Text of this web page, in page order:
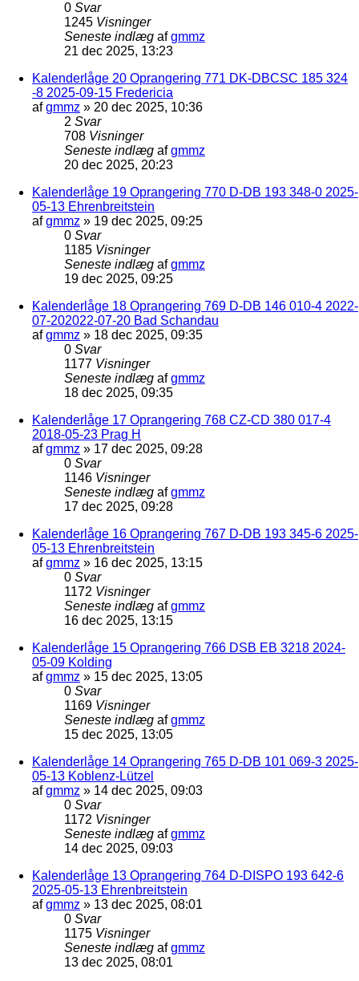
0 Svar
1245 Visninger
Seneste indlæg afgmmz
21 dec 2025, 13:23
Kalenderlåge 20 Oprangering 771 DK-DBCSC 185 324
-8 2025-09-15 Fredericia
afgmmz » 20 dec 2025, 10:36
2 Svar
708 Visninger
Seneste indlæg afgmmz
20 dec 2025, 20:23
Kalenderlåge 19 Oprangering 770 D-DB 193 348-0 2025-
05-13 Ehrenbreitstein
afgmmz » 19 dec 2025, 09:25
0 Svar
1185 Visninger
Seneste indlæg afgmmz
19 dec 2025, 09:25
Kalenderlåge 18 Oprangering 769 D-DB 146 010-4 2022-
07-202022-07-20 Bad Schandau
afgmmz » 18 dec 2025, 09:35
0 Svar
1177 Visninger
Seneste indlæg afgmmz
18 dec 2025, 09:35
Kalenderlåge 17 Oprangering 768 CZ-CD 380 017-4
2018-05-23 Prag H
afgmmz » 17 dec 2025, 09:28
0 Svar
1146 Visninger
Seneste indlæg afgmmz
17 dec 2025, 09:28
Kalenderlåge 16 Oprangering 767 D-DB 193 345-6 2025-
05-13 Ehrenbreitstein
afgmmz » 16 dec 2025, 13:15
0 Svar
1172 Visninger
Seneste indlæg afgmmz
16 dec 2025, 13:15
Kalenderlåge 15 Oprangering 766 DSB EB 3218 2024-
05-09 Kolding
afgmmz » 15 dec 2025, 13:05
0 Svar
1169 Visninger
Seneste indlæg afgmmz
15 dec 2025, 13:05
Kalenderlåge 14 Oprangering 765 D-DB 101 069-3 2025-
05-13 Koblenz-Lützel
afgmmz » 14 dec 2025, 09:03
0 Svar
1172 Visninger
Seneste indlæg afgmmz
14 dec 2025, 09:03
Kalenderlåge 13 Oprangering 764 D-DISPO 193 642-6
2025-05-13 Ehrenbreitstein
afgmmz » 13 dec 2025, 08:01
0 Svar
1175 Visninger
Seneste indlæg afgmmz
13 dec 2025, 08:01